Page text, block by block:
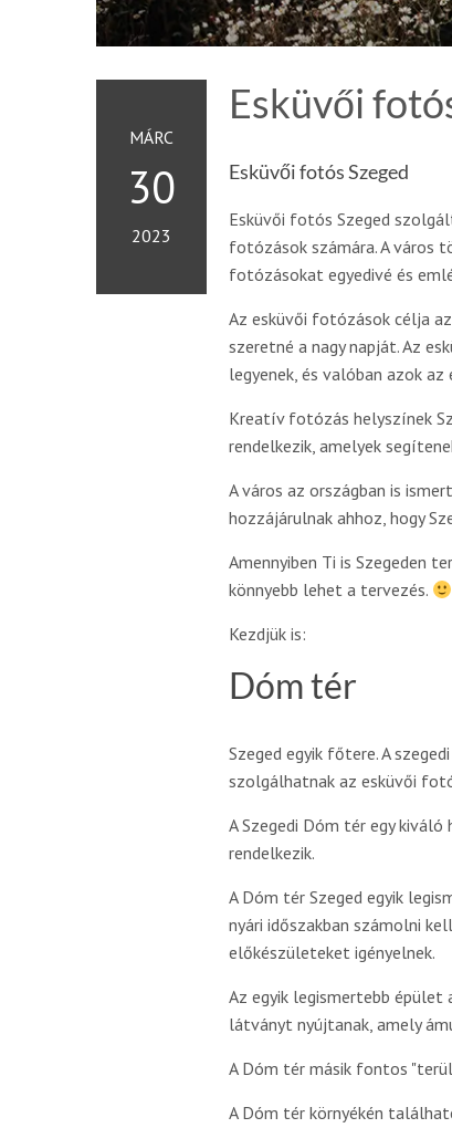
MÁRC
30
2023
Esküvői
Esküvői fotós Szeged
Esküvői fotós Szeged
fotózások számára. A város
fotózásokat egyedivé és
Az esküvői fotózások célja
szeretné a nagy napját. Az
legyenek, és valóban azok
Kreatív fotózás helyszínek
rendelkezik, amelyek
A város az országban is
hozzájárulnak ahhoz, hogy
Amennyiben Ti is Szegeden
könnyebb lehet a tervezés.
Kezdjük is:
Dóm tér
Szeged egyik főtere. A
szolgálhatnak az esküvői
A Szegedi Dóm tér egy
rendelkezik.
A Dóm tér Szeged egyik
nyári időszakban számolni
előkészületeket igényelnek.
Az egyik legismertebb
látványt nyújtanak, amely
A Dóm tér másik fontos
A Dóm tér környékén